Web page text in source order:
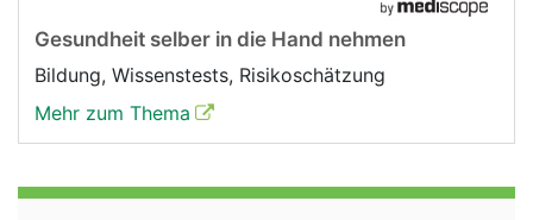
Gesundheit selber in die Hand nehmen
Bildung, Wissenstests, Risikoschätzung
Mehr zum Thema